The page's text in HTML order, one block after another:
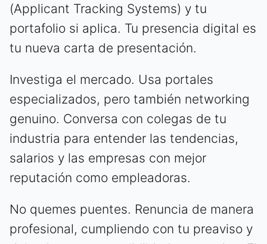
(Applicant Tracking Systems) y tu
portafolio si aplica. Tu presencia digital es
tu nueva carta de presentación.
Investiga el mercado. Usa portales
especializados, pero también networking
genuino. Conversa con colegas de tu
industria para entender las tendencias,
salarios y las empresas con mejor
reputación como empleadoras.
No quemes puentes. Renuncia de manera
profesional, cumpliendo con tu preaviso y